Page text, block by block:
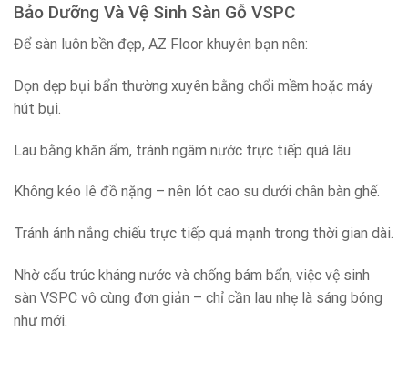
Bảo Dưỡng Và Vệ Sinh Sàn Gỗ VSPC
Để sàn luôn bền đẹp, AZ Floor khuyên bạn nên:
Dọn dẹp bụi bẩn thường xuyên bằng chổi mềm hoặc máy
hút bụi.
Lau bằng khăn ẩm, tránh ngâm nước trực tiếp quá lâu.
Không kéo lê đồ nặng – nên lót cao su dưới chân bàn ghế.
Tránh ánh nắng chiếu trực tiếp quá mạnh trong thời gian dài.
Nhờ cấu trúc kháng nước và chống bám bẩn, việc vệ sinh
sàn VSPC vô cùng đơn giản – chỉ cần lau nhẹ là sáng bóng
như mới.